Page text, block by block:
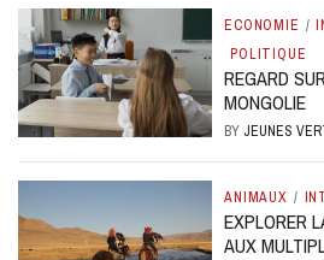
ECONOMIE /
POLITIQUE
REGARD
MONGOLIE
BY JEUNES
ANIMAUX /
EXPLORER
AUX